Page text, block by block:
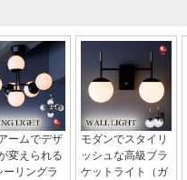
ームでデザ
変えられる
ーリングラ
モダンでスタイリ
ッシュな高級ブラ
ケットライト（ガ